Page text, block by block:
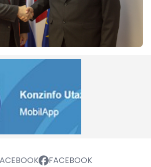
FACEBOOK